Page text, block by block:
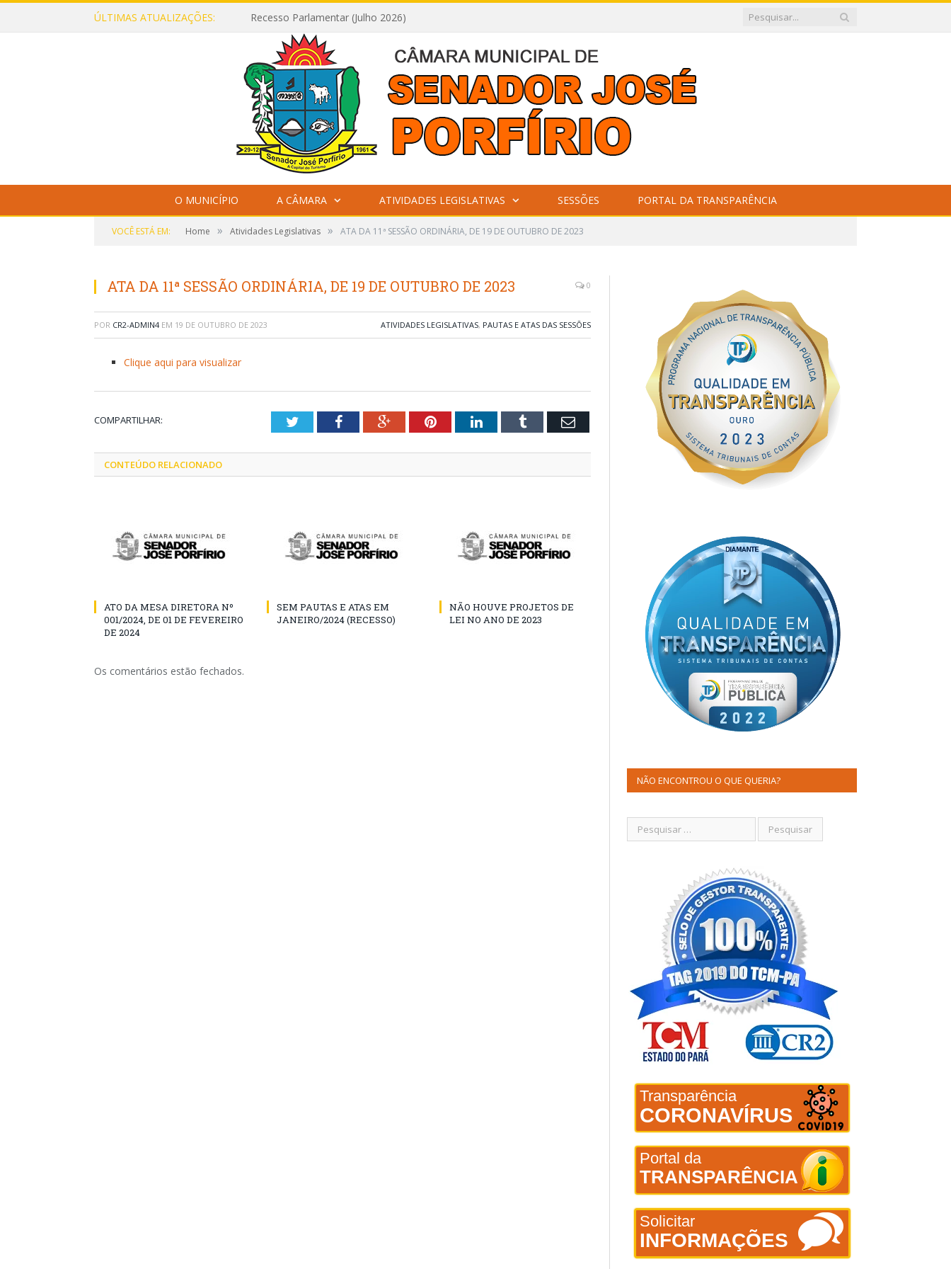
ÚLTIMAS ATUALIZAÇÕES:
O MUNICÍPIO A CÂMARA ATIVIDADES LEGISLATIVAS SESSÕES PORTAL DA TRANSPARÊNCIA
VOCÊ ESTÁ EM: Home » Atividades Legislativas » ATA DA 11ª SESSÃO ORDINÁRIA, DE 19 DE OUTUBRO DE 2023
ATA DA 11ª SESSÃO ORDINÁRIA, DE 19 DE OUTUBRO DE 2023 0
POR CR2-ADMIN4 EM 19 DE OUTUBRO DE 2023 ATIVIDADES LEGISLATIVAS, PAUTAS E ATAS DAS SESSÕES
Clique aqui para visualizar
COMPARTILHAR: TwitterFacebookGoogle+PinterestLinkedInTumblr Email
CONTEÚDO RELACIONADO
ATO DA MESA DIRETORA Nº
001/2024, DE 01 DE FEVEREIRO
DE 2024
SEM PAUTAS E ATAS EM
JANEIRO/2024 (RECESSO)
NÃO HOUVE PROJETOS DE
LEI NO ANO DE 2023
Os comentários estão fechados.
NÃO ENCONTROU O QUE QUERIA?
Transparência
CORONAVÍRUS
Portal da
TRANSPARÊNCIA
Solicitar
INFORMAÇÕES